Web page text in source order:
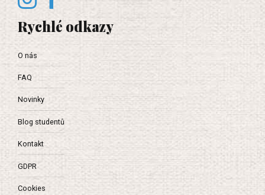
Rychlé odkazy
O nás
FAQ
Novinky
Blog studentů
Kontakt
GDPR
Cookies